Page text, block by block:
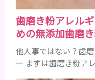
歯磨き粉アレル
めの無添加歯磨
他人事ではない？歯
ー まずは歯磨き粉ア